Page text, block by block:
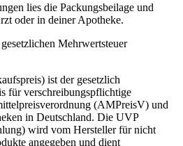
lies die Packungsbeilage und
oder in deiner Apotheke.
Mehrwertsteuer
ist der gesetzlich
für verschreibungspflichtige
(AMPreisV) und
in Deutschland. Die UVP
wird vom Hersteller für nicht
angegeben und dient